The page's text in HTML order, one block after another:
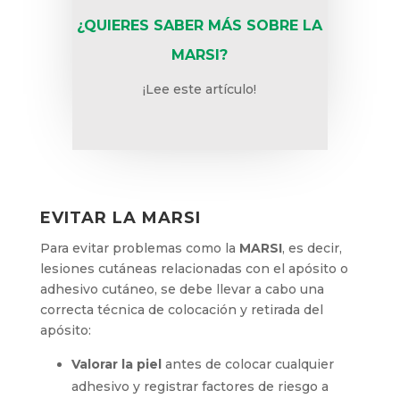
¿QUIERES SABER MÁS SOBRE LA
MARSI?
¡Lee este artículo!
EVITAR LA MARSI
Para evitar problemas como la MARSI, es decir,
lesiones cutáneas relacionadas con el apósito o
adhesivo cutáneo, se debe llevar a cabo una
correcta técnica de colocación y retirada del
apósito:
Valorar la piel antes de colocar cualquier
adhesivo y registrar factores de riesgo a